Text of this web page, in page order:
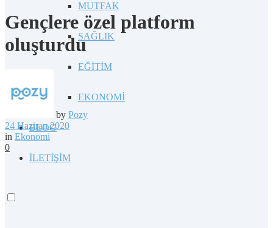
MUTFAK
SAĞLIK
EĞİTİM
EKONOMİ
BLOG
İLETİŞİM
Gençlere özel platform
oluşturdu
by Pozy
24 Haziran 2020
in Ekonomi
0